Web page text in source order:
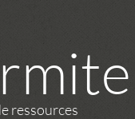
ressources